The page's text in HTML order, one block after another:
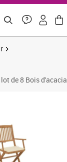
de 8 Bois d'acacia